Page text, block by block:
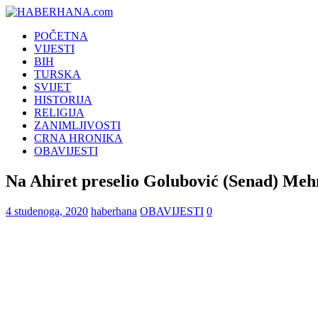
POČETNA
VIJESTI
BIH
TURSKA
SVIJET
HISTORIJA
RELIGIJA
ZANIMLJIVOSTI
CRNA HRONIKA
OBAVIJESTI
Na Ahiret preselio Golubović (Senad)
4 studenoga, 2020 haberhana OBAVIJESTI 0